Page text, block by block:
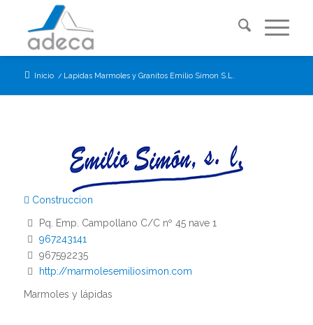
Inicio / Lapidas Marmoles y Granitos Emilio Simon S.L.
Construccion
Pq. Emp. Campollano C/C nº 45 nave 1
967243141
967592235
http://marmolesemiliosimon.com
Marmoles y lápidas